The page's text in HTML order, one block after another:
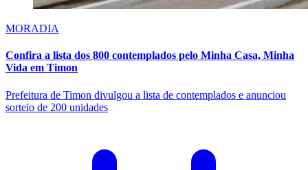
MORADIA
Confira a lista dos 800 contemplados pelo Minha Casa, Minha
Vida em Timon
Prefeitura de Timon divulgou a lista de contemplados e anunciou
sorteio de 200 unidades